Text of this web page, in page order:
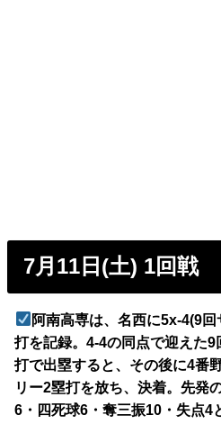
7月11日(土) 1回戦
阿南高専は、名西に5x-4(9
打を記録。4-4の同点で迎えた
打で出塁すると、その後に4番
リー2塁打を放ち、決着。先発
6・四死球6・奪三振10・失点4